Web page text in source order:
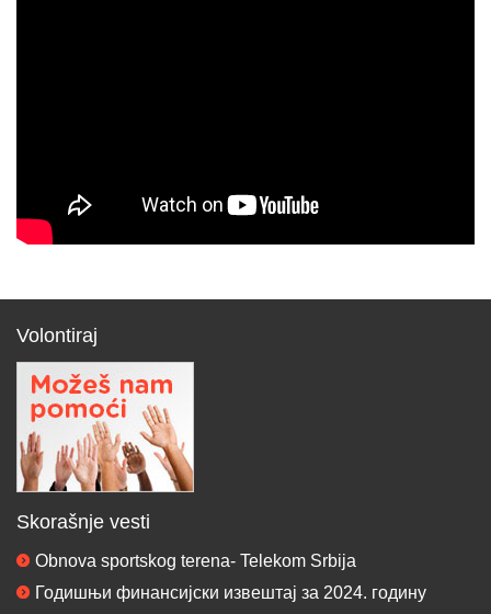
Volontiraj
Skorašnje vesti
Obnova sportskog terena- Telekom Srbija
Годишњи финансијски извештај за 2024. годину